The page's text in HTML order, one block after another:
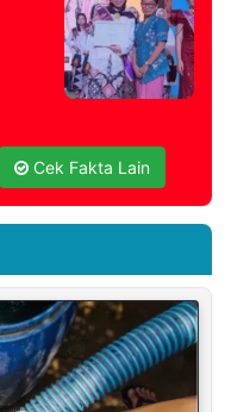
Cek Fakta Lain